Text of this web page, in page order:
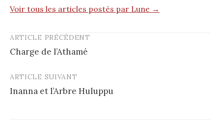
Voir tous les articles postés par Lune →
Post
navigation
ARTICLE PRÉCÉDENT
Charge de l’Athamé
ARTICLE SUIVANT
Inanna et l’Arbre Huluppu